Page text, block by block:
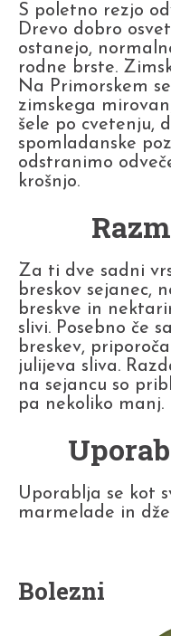
S poletno rezjo
Drevo dobro
ostanejo,
rodne brste.
Na Primorskem
zimskega
šele po cvetenju,
spomladanske
odstranimo
krošnjo.
Za ti dve sadni
breskov sejanec,
breskve in
slivi. Posebno če
breskev,
julijeva sliva.
na sejancu so
pa nekoliko manj.
Uporablja se kot
marmelade in
Bolezni